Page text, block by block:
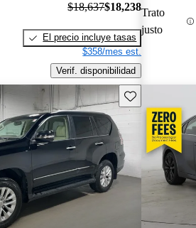
$18,637$18,238
El precio incluye tasas
$358/mes est.
Verif. disponibilidad
Trato
justo
Guarda este Aviso